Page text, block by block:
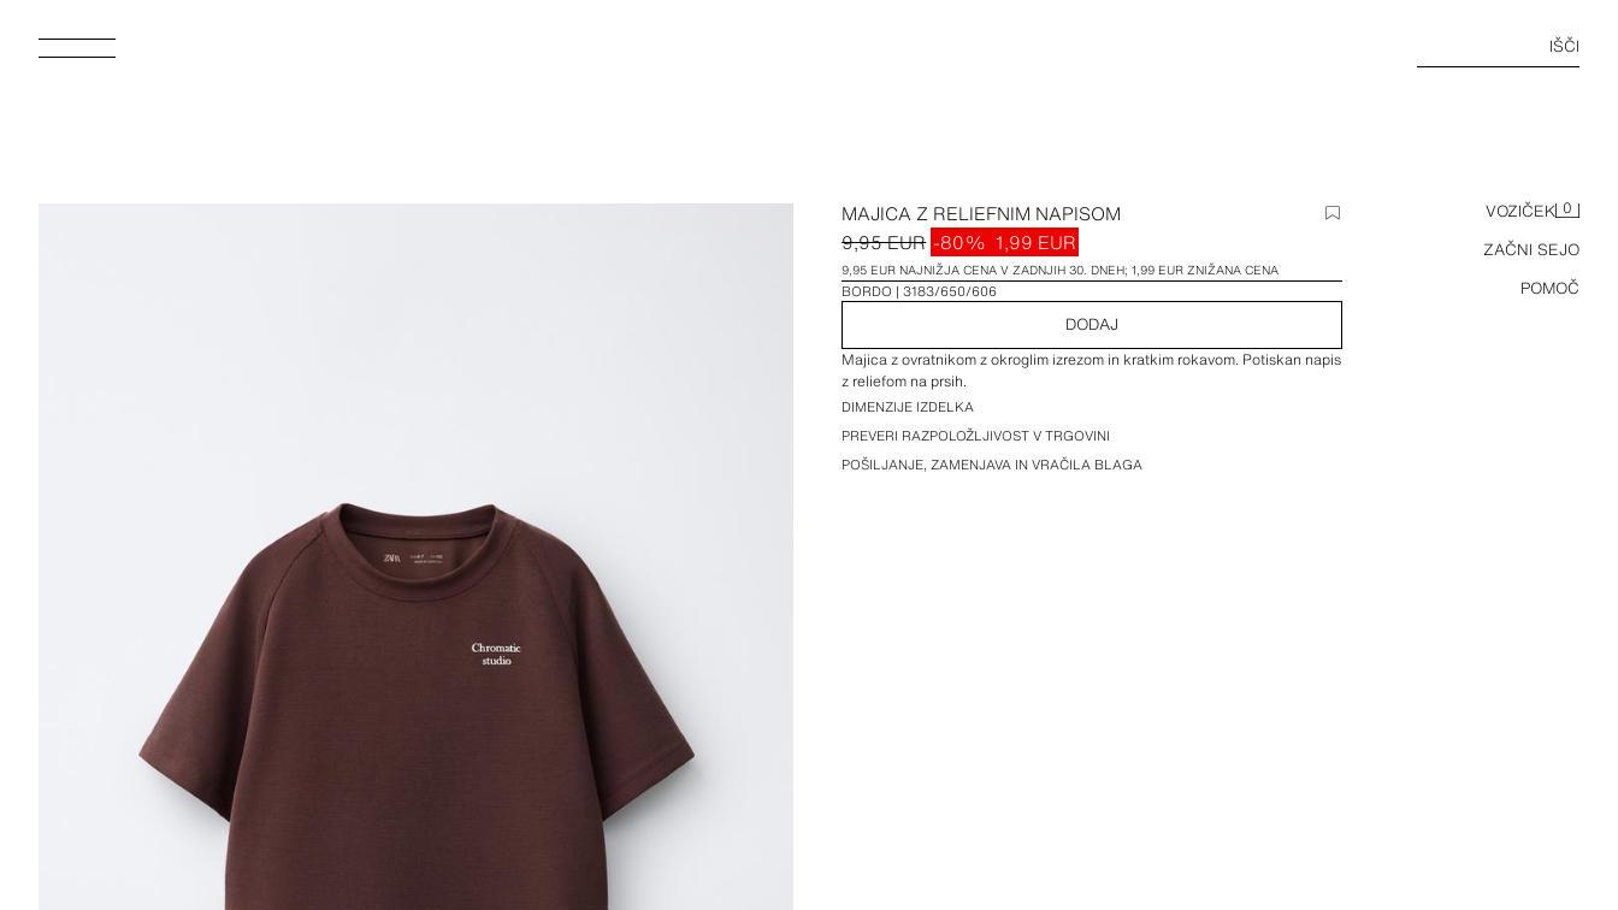
IŠČI
VOZIČEK 0
ZAČNI SEJO
POMOČ
MAJICA Z RELIEFNIM NAPISOM
9,95 EUR -80% 1,99 EUR
9,95 EUR NAJNIŽJA CENA V ZADNJIH 30. DNEH; 1,99 EUR ZNIŽANA CENA
BORDO 3183/650/606
DODAJ
Majica z ovratnikom z okroglim izrezom in kratkim rokavom. Potiskan napis
z reliefom na prsih.
DIMENZIJE IZDELKA
PREVERI RAZPOLOŽLJIVOST V TRGOVINI
POŠILJANJE, ZAMENJAVA IN VRAČILA BLAGA